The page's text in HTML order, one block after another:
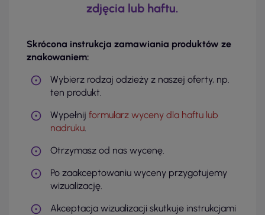
zdjęcia lub haftu.
Skrócona instrukcja zamawiania produktów ze
znakowaniem:
Wybierz rodzaj odzieży z naszej oferty, np.
ten produkt.
Wypełnij formularz wyceny dla haftu lub
nadruku.
Otrzymasz od nas wycenę.
Po zaakceptowaniu wyceny przygotujemy
wizualizację.
Akceptacja wizualizacji skutkuje instrukcjami